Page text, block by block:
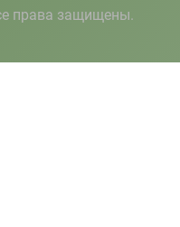
права защищены.